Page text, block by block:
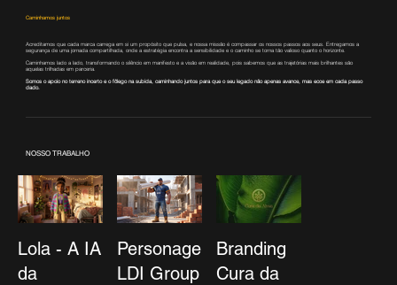
Caminhamos juntos
Acreditamos que cada marca carrega em si um propósito que pulsa, e nossa missão é compassar os nossos passos aos seus. Entregamos a
segurança de uma jornada compartilhada, onde a estratégia encontra a sensibilidade e o caminho se torna tão valioso quanto o horizonte.
Caminhamos lado a lado, transformando o silêncio em manifesto e a visão em realidade, pois sabemos que as trajetórias mais brilhantes são
aquelas trilhadas em parceria.
Somos o apoio no terreno incerto e o fôlego na subida, caminhando juntos para que o seu legado não apenas avance, mas ecoe em cada passo
dado.
NOSSO TRABALHO
Lola - A IA
da
Personagem
LDI Group
Branding
Cura da